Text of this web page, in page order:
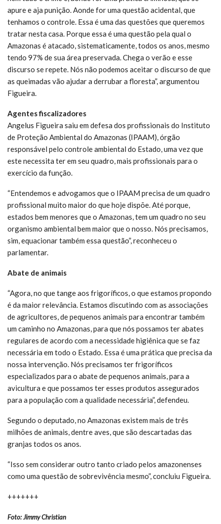
apure e aja punição. Aonde for uma questão acidental, que
tenhamos o controle. Essa é uma das questões que queremos
tratar nesta casa. Porque essa é uma questão pela qual o
Amazonas é atacado, sistematicamente, todos os anos, mesmo
tendo 97% de sua área preservada. Chega o verão e esse
discurso se repete. Nós não podemos aceitar o discurso de que
as queimadas vão ajudar a derrubar a floresta”, argumentou
Figueira.
Agentes fiscalizadores
Angelus Figueira saiu em defesa dos profissionais do Instituto
de Proteção Ambiental do Amazonas (IPAAM), órgão
responsável pelo controle ambiental do Estado, uma vez que
este necessita ter em seu quadro, mais profissionais para o
exercício da função.
“Entendemos e advogamos que o IPAAM precisa de um quadro
profissional muito maior do que hoje dispõe. Até porque,
estados bem menores que o Amazonas, tem um quadro no seu
organismo ambiental bem maior que o nosso. Nós precisamos,
sim, equacionar também essa questão”, reconheceu o
parlamentar.
Abate de animais
“Agora, no que tange aos frigoríficos, o que estamos propondo
é da maior relevância. Estamos discutindo com as associações
de agricultores, de pequenos animais para encontrar também
um caminho no Amazonas, para que nós possamos ter abates
regulares de acordo com a necessidade higiênica que se faz
necessária em todo o Estado. Essa é uma prática que precisa da
nossa intervenção. Nós precisamos ter frigoríficos
especializados para o abate de pequenos animais, para a
avicultura e que possamos ter esses produtos assegurados
para a população com a qualidade necessária”, defendeu.
Segundo o deputado, no Amazonas existem mais de três
milhões de animais, dentre aves, que são descartadas das
granjas todos os anos.
“Isso sem considerar outro tanto criado pelos amazonenses
como uma questão de sobrevivência mesmo”, concluiu Figueira.
+++++++
Foto: Jimmy Christian